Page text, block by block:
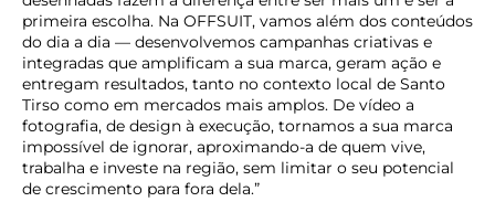
primeira escolha. Na OFFSUIT, vamos além dos conteúdos
do dia a dia — desenvolvemos campanhas criativas e
integradas que amplificam a sua marca, geram ação e
entregam resultados, tanto no contexto local de Santo
Tirso como em mercados mais amplos. De vídeo a
fotografia, de design à execução, tornamos a sua marca
impossível de ignorar, aproximando-a de quem vive,
trabalha e investe na região, sem limitar o seu potencial
de crescimento para fora dela.”